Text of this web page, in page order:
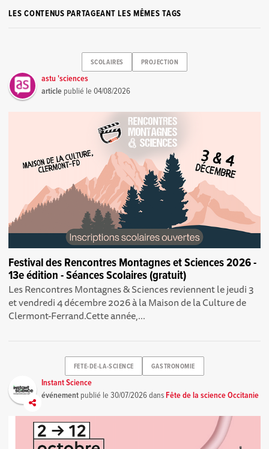
LES CONTENUS PARTAGEANT LES MÊMES TAGS
SCOLAIRES PROJECTION
astu 'sciences
article publié le04/08/2026
Festival des Rencontres Montagnes et Sciences 2026 -
13e édition - Séances Scolaires (gratuit)
Les Rencontres Montagnes & Sciences reviennent le jeudi 3
et vendredi 4 décembre 2026 à la Maison de la Culture de
Clermont-Ferrand.Cette année,...
FETE-DE-LA-SCIENCE GASTRONOMIE
Instant Science
événement publié le30/07/2026dansFête de la science Occitanie